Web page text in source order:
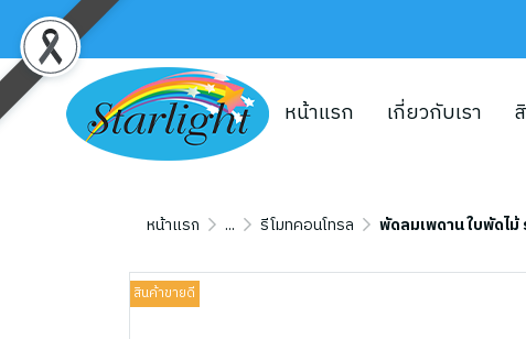
หน้าแรก เกี่ยวกับเรา
หน้าแรก ... รีโมทคอนโทรล พัดลมเพดาน ใบพัดไม้
สินค้าขายดี